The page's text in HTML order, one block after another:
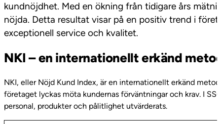
kundnöjdhet. Med en ökning från tidigare års
nöjda. Detta resultat visar på en positiv trend i
exceptionell service och kvalitet.
NKI – en internationellt erkänd
NKI, eller Nöjd Kund Index, är en internationellt erkänd
företaget lyckas möta kundernas förväntningar och krav. I
personal, produkter och pålitlighet utvärderats.